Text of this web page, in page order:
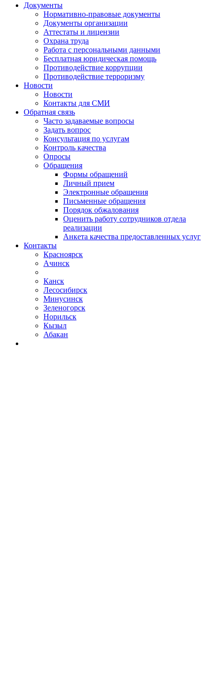
Документы
Нормативно-правовые документы
Документы организации
Аттестаты и лицензии
Охрана труда
Работа с персональными данными
Бесплатная юридическая помощь
Противодействие коррупции
Противодействие терроризму
Новости
Новости
Контакты для СМИ
Обратная связь
Часто задаваемые вопросы
Задать вопрос
Консультация по услугам
Контроль качества
Опросы
Обращения
Формы обращений
Личный прием
Электронные обращения
Письменные обращения
Порядок обжалования
Оценить работу сотрудников отдела
реализации
Анкета качества предоставленных услуг
Контакты
Красноярск
Ачинск
Канск
Лесосибирск
Минусинск
Зеленогорск
Норильск
Кызыл
Абакан